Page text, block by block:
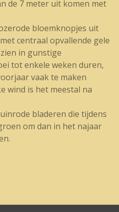
de 7 meter uit komen met
bloemknopjes uit
centraal opvallende gele
in gunstige
tot enkele weken duren,
vaak te maken
wind is het meestal na
bladeren die tijdens
om dan in het najaar